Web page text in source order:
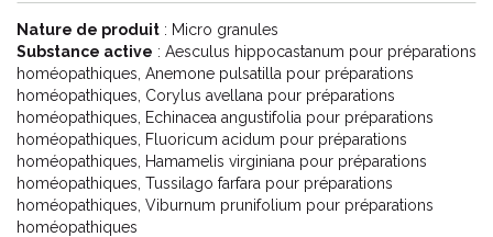
Nature de produit : Micro granules
Substance active : Aesculus hippocastanum pour préparations
homéopathiques, Anemone pulsatilla pour préparations
homéopathiques, Corylus avellana pour préparations
homéopathiques, Echinacea angustifolia pour préparations
homéopathiques, Fluoricum acidum pour préparations
homéopathiques, Hamamelis virginiana pour préparations
homéopathiques, Tussilago farfara pour préparations
homéopathiques, Viburnum prunifolium pour préparations
homéopathiques